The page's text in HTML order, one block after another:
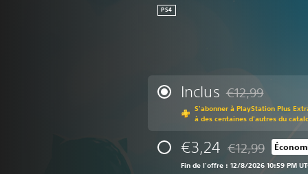
PS4
Inclus Remise par
€12,99
S'abonner à PlayStation Plus
à des centaines d'autres du
€3,24 Remise par
€12,99
Fin de l'offre : 12/8/2026 10:59 PM